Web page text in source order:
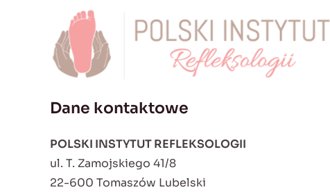
Dane kontaktowe
POLSKI INSTYTUT REFLEKSOLOGII
ul. T. Zamojskiego 41/8
22-600 Tomaszów Lubelski